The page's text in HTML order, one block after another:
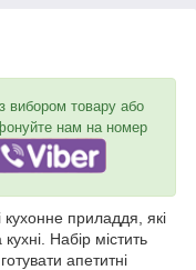
вибором товару або
нам на номер
приладдя, які
Набір містить
апетитні